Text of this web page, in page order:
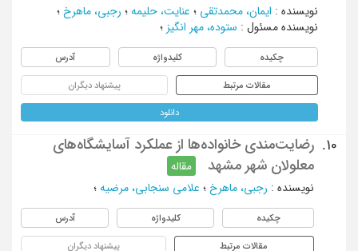
نویسنده : ایمان، محمدتقی ؛ عنایت، حلیمه ؛ رجبی، ماهرخ ؛
نویسنده مسئول : ستوده، مهر انگیز ؛
چکیده کلیدواژه آدرس
مقالات مرتبط پیشنهاد دیگران
دانلود
10.
رضایت‌مندی خانواده‌ها از عملکرد آسایشگاه‌های
معلولان شهر مشهد
مقاله
نویسنده : رجبی، ماهرخ ؛ علامی سنجابی، مرضیه ؛
چکیده کلیدواژه آدرس
مقالات مرتبط پیشنهاد دیگران